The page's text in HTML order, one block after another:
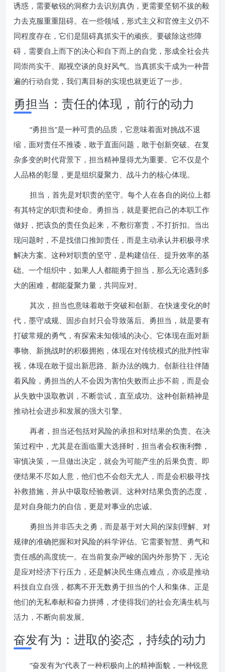
诱惑，需要敏锐的洞察力去识别真伪，更需要坚韧不拔的毅
力去克服重重阻碍。在一些领域，形式主义和官僚主义仍不
同程度存在，它们是阻碍真抓实干的顽疾。要破除这些障
碍，需要自上而下的决心和自下而上的自觉，形成全社会共
同崇尚实干、鄙视空谈的良好风气。当真抓实干成为一种普
遍的行动自觉，我们离目标的实现也就更近了一步。
勇担当：责任的体现，前行的动力
“勇担当”是一种可贵的品质，它意味着面对挑战不退
缩，面对责任不推诿，敢于直面问题，敢于创新突破。在复
杂多变的时代背景下，担当精神显得尤为重要。它不仅是个
人品格的彰显，更是组织凝聚力、战斗力的核心体现。
担当，首先是对职责的坚守。每个人在各自的岗位上都
有其特定的职责和使命。勇担当，就是要把自己的本职工作
做好，把该负的责任负起来，不敷衍塞责，不打折扣。当出
现问题时，不是找借口推卸责任，而是主动承认并积极寻求
解决方案。这种对职责的坚守，是构建信任、提升效率的基
础。一个组织中，如果人人都能勇于担当，那么无论遇到多
大的困难，都能凝聚力量，共同应对。
其次，担当也意味着敢于突破和创新。在快速变化的时
代，墨守成规、固步自封只会导致落后。勇担当，就是要有
打破常规的勇气，有探索未知领域的决心。它体现在面对新
事物、新挑战时的积极拥抱，体现在对传统模式的批判性审
视，体现在敢于提出新思路、新办法的魄力。创新往往伴随
着风险，勇担当的人不会因为害怕失败而止步不前，而是会
从失败中汲取教训，不断尝试，直至成功。这种创新精神是
推动社会进步和发展的强大引擎。
再者，担当还包括对风险的承担和对结果的负责。在决
策过程中，尤其是在面临重大选择时，担当者会权衡利弊，
审慎决策，一旦做出决定，就会为可能产生的后果负责。即
便结果不尽如人意，他们也不会怨天尤人，而是会积极寻找
补救措施，并从中吸取经验教训。这种对结果负责的态度，
是对自身能力的自信，更是对事业的忠诚。
勇担当并非匹夫之勇，而是基于对大局的深刻理解、对
规律的准确把握和对风险的科学评估。它需要智慧、勇气和
责任感的高度统一。在当前复杂严峻的国内外形势下，无论
是应对经济下行压力，还是解决民生痛点难点，亦或是推动
科技自立自强，都离不开无数勇于担当的个人和集体。正是
他们的无私奉献和奋力拼搏，才使得我们的社会充满生机与
活力，不断向前发展。
奋发有为：进取的姿态，持续的动力
“奋发有为”代表了一种积极向上的精神面貌，一种锐意